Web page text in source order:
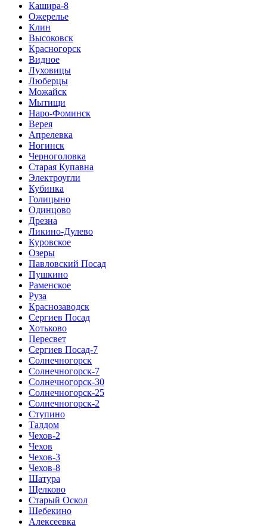
Кашира-8
Ожерелье
Клин
Высоковск
Красногорск
Видное
Луховицы
Люберцы
Можайск
Мытищи
Наро-Фоминск
Верея
Апрелевка
Ногинск
Черноголовка
Старая Купавна
Электроугли
Кубинка
Голицыно
Одинцово
Дрезна
Ликино-Дулево
Куровское
Озеры
Павловский Посад
Пушкино
Раменское
Руза
Краснозаводск
Сергиев Посад
Хотьково
Пересвет
Сергиев Посад-7
Солнечногорск
Солнечногорск-7
Солнечногорск-30
Солнечногорск-25
Солнечногорск-2
Ступино
Талдом
Чехов-2
Чехов
Чехов-3
Чехов-8
Шатура
Щелково
Старый Оскол
Шебекино
Алексеевка